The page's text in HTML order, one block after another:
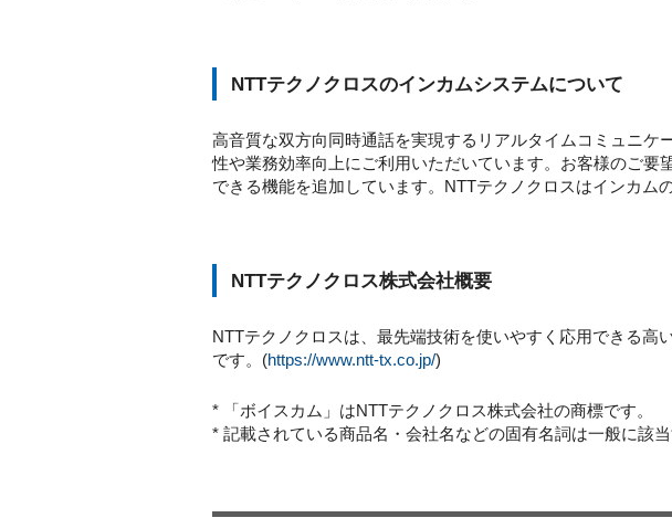
NTTテクノクロスのインカムシステムについて
高音質な双方向同時通話を実現するリアルタイムコミュニ
性や業務効率向上にご利用いただいています。お客様のご
できる機能を追加しています。NTTテクノクロスはインカム
NTTテクノクロス株式会社概要
NTTテクノクロスは、最先端技術を使いやすく応用できる
です。(https://www.ntt-tx.co.jp/)
* 「ボイスカム」はNTTテクノクロス株式会社の商標です。
* 記載されている商品名・会社名などの固有名詞は一般に該